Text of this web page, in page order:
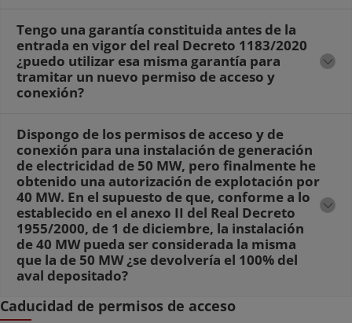
Tengo una garantía constituida antes de la
entrada en vigor del real Decreto 1183/2020
¿puedo utilizar esa misma garantía para
tramitar un nuevo permiso de acceso y
conexión?
Dispongo de los permisos de acceso y de
conexión para una instalación de generación
de electricidad de 50 MW, pero finalmente he
obtenido una autorización de explotación por
40 MW. En el supuesto de que, conforme a lo
establecido en el anexo II del Real Decreto
1955/2000, de 1 de diciembre, la instalación
de 40 MW pueda ser considerada la misma
que la de 50 MW ¿se devolvería el 100% del
aval depositado?
Caducidad de permisos de acceso